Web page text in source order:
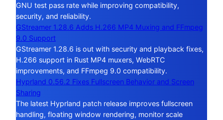
GNU test pass rate while improving compatibility,
security, and reliability.
GStreamer 1.28.6 Adds H.266 MP4 Muxing and FFmpeg
9.0 Support
GStreamer 1.28.6 is out with security and playback fixes,
H.266 support in Rust MP4 muxers, WebRTC
improvements, and FFmpeg 9.0 compatibility.
Hyprland 0.56.2 Fixes Fullscreen Behavior and Screen
Sharing
The latest Hyprland patch release improves fullscreen
handling, floating window rendering, monitor scale